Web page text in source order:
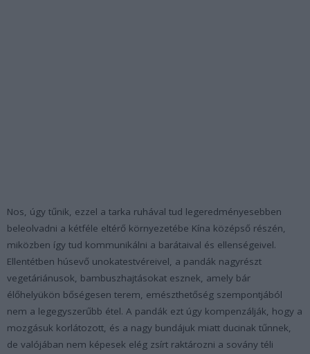
Nos, úgy tűnik, ezzel a tarka ruhával tud legeredményesebben
beleolvadni a kétféle eltérő környezetébe Kína középső részén,
miközben így tud kommunikálni a barátaival és ellenségeivel.
Ellentétben húsevő unokatestvéreivel, a pandák nagyrészt
vegetáriánusok, bambuszhajtásokat esznek, amely bár
élőhelyükön bőségesen terem, emészthetőség szempontjából
nem a legegyszerűbb étel. A pandák ezt úgy kompenzálják, hogy a
mozgásuk korlátozott, és a nagy bundájuk miatt ducinak tűnnek,
de valójában nem képesek elég zsírt raktározni a sovány téli